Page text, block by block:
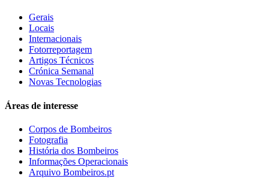
Gerais
Locais
Internacionais
Fotorreportagem
Artigos Técnicos
Crónica Semanal
Novas Tecnologias
Áreas de interesse
Corpos de Bombeiros
Fotografia
História dos Bombeiros
Informações Operacionais
Arquivo Bombeiros.pt